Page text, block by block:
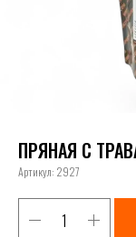
ПРЯНАЯ С
Артикул: 2927